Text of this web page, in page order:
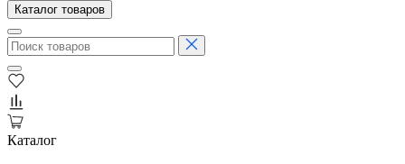
Каталог товаров
Каталог